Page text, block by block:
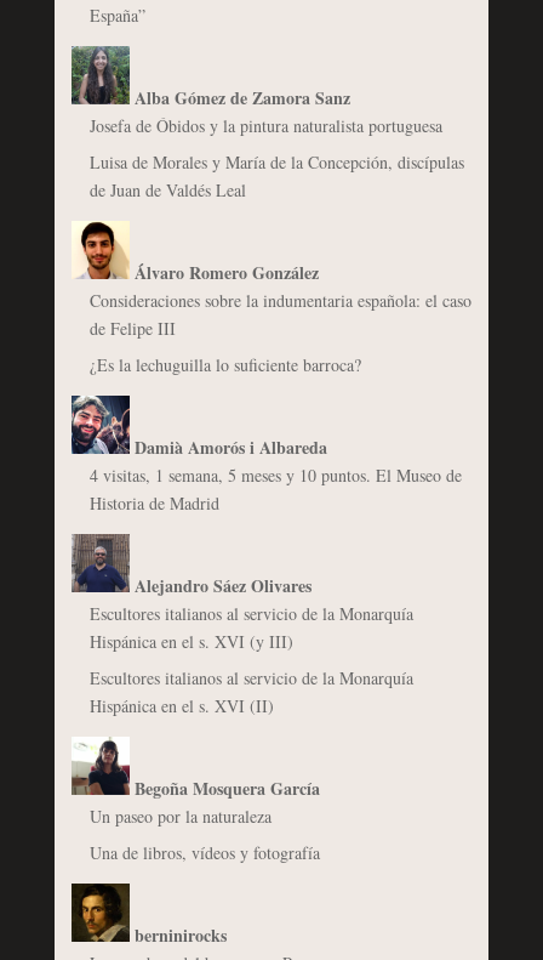
España”
Alba Gómez de Zamora Sanz
Josefa de Óbidos y la pintura naturalista portuguesa
Luisa de Morales y María de la Concepción, discípulas
de Juan de Valdés Leal
Álvaro Romero González
Consideraciones sobre la indumentaria española: el caso
de Felipe III
¿Es la lechuguilla lo suficiente barroca?
Damià Amorós i Albareda
4 visitas, 1 semana, 5 meses y 10 puntos. El Museo de
Historia de Madrid
Alejandro Sáez Olivares
Escultores italianos al servicio de la Monarquía
Hispánica en el s. XVI (y III)
Escultores italianos al servicio de la Monarquía
Hispánica en el s. XVI (II)
Begoña Mosquera García
Un paseo por la naturaleza
Una de libros, vídeos y fotografía
berninirocks